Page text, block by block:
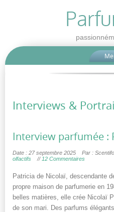
Interviews &
Interview parfumée :
Date : 27 septembre 2025 Par :
olfactifs
// 12 Commentaires
Patricia de Nicolaï, descendante
propre maison de parfumerie en
belles matières, elle crée Nicolaï
de son mari. Des parfums